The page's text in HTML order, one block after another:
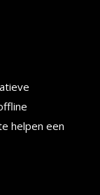
helpen een